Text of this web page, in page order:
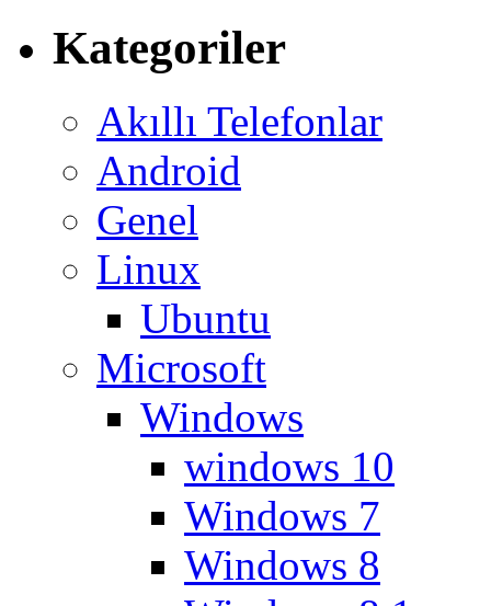
Kategoriler
Akıllı Telefonlar
Android
Genel
Linux
Ubuntu
Microsoft
Windows
windows 10
Windows 7
Windows 8